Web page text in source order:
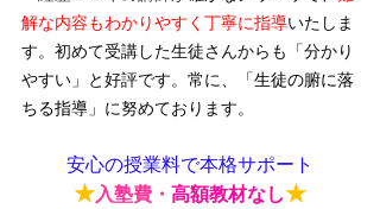
解な内容もわかりやすく丁寧に指導いたしま
す。初めて受講した生徒さんからも「分かり
やすい」と好評です。常に、「生徒の腑に落
ちる指導 」に努めております。
安心の授業料で本格サポート
★入塾費・ 高額教材なし★